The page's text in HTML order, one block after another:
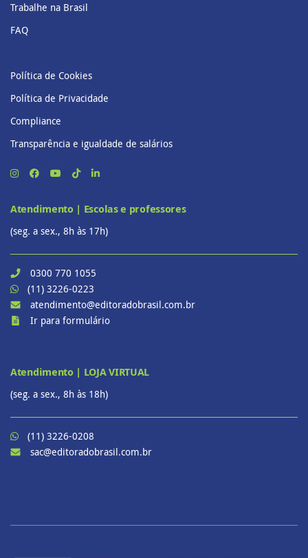
Trabalhe na Brasil
FAQ
Política de Cookies
Política de Privacidade
Compliance
Transparência e igualdade de salários
Atendimento | Escolas e professores
(seg. a sex., 8h às 17h)
0300 770 1055
(11) 3226-0223
atendimento@editoradobrasil.com.br
Ir para formulário
Atendimento | LOJA VIRTUAL
(seg. a sex., 8h às 18h)
(11) 3226-0208
sac@editoradobrasil.com.br